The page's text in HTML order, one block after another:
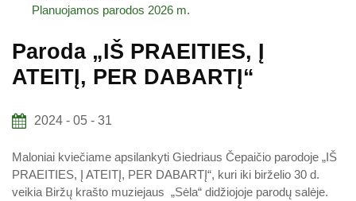
Vaikams nuo 5 iki 10 metų
Paaugliams nuo 11 iki 18 metų
Proistorė
Etnografija
Biržų tvirtovės arsenalas
Planuojamos parodos 2026 m.
Paroda „IŠ PRAEITIES, Į
ATEITĮ, PER DABARTĮ“
2024 - 05 - 31
Maloniai kviečiame apsilankyti Giedriaus Čepaičio parodoje „IŠ
PRAEITIES, Į ATEITĮ, PER DABARTĮ“, kuri iki birželio 30 d.
veikia Biržų krašto muziejaus „Sėla“ didžiojoje parodų salėje.